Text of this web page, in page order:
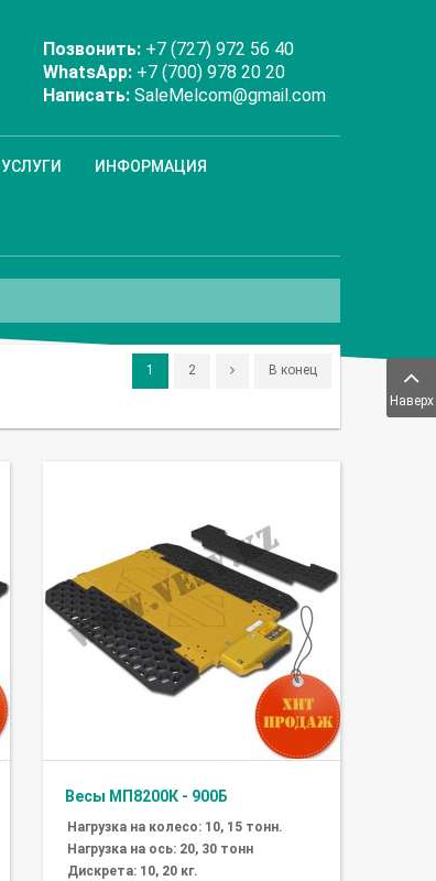
Позвонить: +7 (727) 972 56 40
WhatsApp: +7 (700) 978 20 20
Написать: SaleMelcom@gmail.com
УСЛУГИ ИНФОРМАЦИЯ
1 2 В конец
Весы МП8200К - 900Б
Нагрузка на колесо: 10, 15 тонн.
Нагрузка на ось: 20, 30 тонн
Дискрета: 10, 20 кг.
Наверх